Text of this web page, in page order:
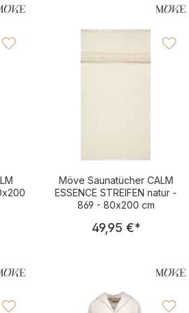
Preis:
Möve Saunatücher CALM
ESSENCE STREIFEN natur -
869 - 80x200 cm
Regulärer
49,95 €*